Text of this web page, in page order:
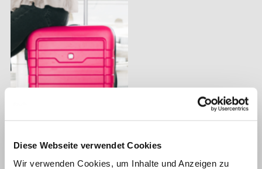
Diese Webseite verwendet Cookies
Wir verwenden Cookies, um Inhalte und Anzeigen zu